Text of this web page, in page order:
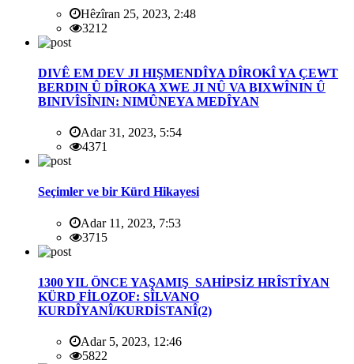
Hêzîran 25, 2023, 2:48
3212
DIVÊ EM DEV JI HIŞMENDÎYA DÎROKÎ YA ÇEWT
BERDIN Û DÎROKA XWE JI NÛ VA BIXWÎNIN Û
BINIVÎSÎNIN: NIMÛNEYA MEDÎYAN
Adar 31, 2023, 5:54
4371
Seçimler ve bir Kürd Hikayesi
Adar 11, 2023, 7:53
3715
1300 YIL ÖNCE YAŞAMIŞ SAHİPSİZ HRÎSTÎYAN
KÜRD FİLOZOF: SÎLVANO
KURDÎYANÎ/KURDİSTANÎ(2)
Adar 5, 2023, 12:46
5822